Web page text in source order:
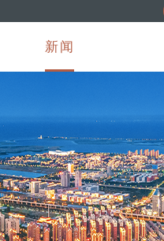
新闻